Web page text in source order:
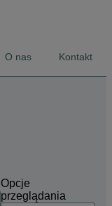
O nas Kontakt
Opcje
przeglądania